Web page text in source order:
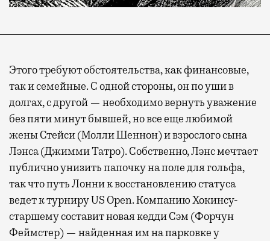
Этого требуют обстоятельства, как финансовые,
так и семейные. С одной стороны, он по уши в
долгах, с другой — необходимо вернуть уважение
без пяти минут бывшей, но все еще любимой
жены Стейси (Молли Шеннон) и взрослого сына
Лэнса (Джимми Татро). Собственно, Лэнс мечтает
публично унизить папочку на поле для гольфа,
так что путь Лонни к восстановлению статуса
ведет к турниру US Open. Компанию Хокинсу-
старшему составит новая кедди Сэм (Форчун
Феймстер) — найденная им на парковке у